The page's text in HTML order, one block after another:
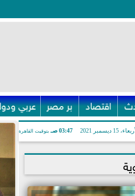
اقتصاد بر مصر عربي
15 ديسمبر 2021 03:47 صـ بتوقيت القاهرة